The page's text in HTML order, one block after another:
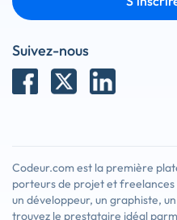
Suivez-nous
Codeur.com est la première
porteurs de projet et
un développeur, un graphiste,
trouvez le prestataire idéal